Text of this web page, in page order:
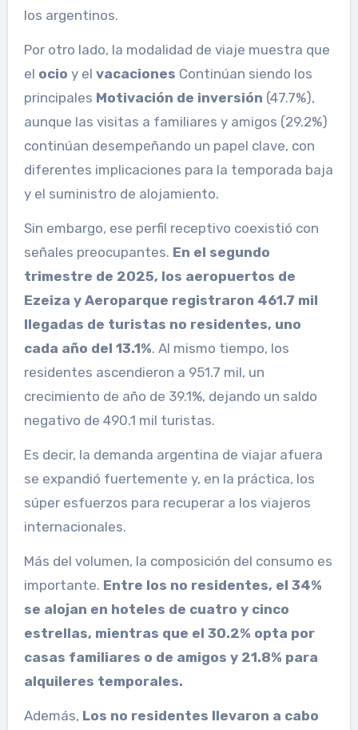
los argentinos.
Por otro lado, la modalidad de viaje muestra que
el ocio y el vacaciones Continúan siendo los
principales Motivación de inversión (47.7%),
aunque las visitas a familiares y amigos (29.2%)
continúan desempeñando un papel clave, con
diferentes implicaciones para la temporada baja
y el suministro de alojamiento.
Sin embargo, ese perfil receptivo coexistió con
señales preocupantes. En el segundo
trimestre de 2025, los aeropuertos de
Ezeiza y Aeroparque registraron 461.7 mil
llegadas de turistas no residentes, uno
cada año del 13.1%. Al mismo tiempo, los
residentes ascendieron a 951.7 mil, un
crecimiento de año de 39.1%, dejando un saldo
negativo de 490.1 mil turistas.
Es decir, la demanda argentina de viajar afuera
se expandió fuertemente y, en la práctica, los
súper esfuerzos para recuperar a los viajeros
internacionales.
Más del volumen, la composición del consumo es
importante. Entre los no residentes, el 34%
se alojan en hoteles de cuatro y cinco
estrellas, mientras que el 30.2% opta por
casas familiares o de amigos y 21.8% para
alquileres temporales.
Además, Los no residentes llevaron a cabo